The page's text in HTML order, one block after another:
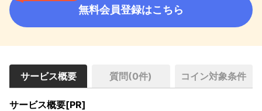
無料会員登録はこちら
サービス概要 質問(0件) コイン対象条件
サービス概要[PR]